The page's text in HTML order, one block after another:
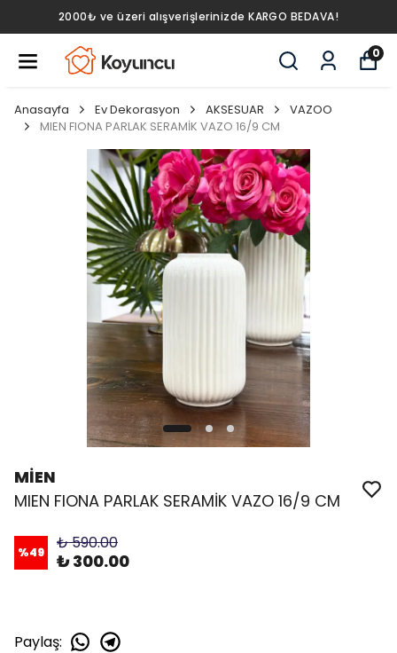
2000₺ ve üzeri alışverişlerinizde KARGO BEDAVA!
0
Anasayfa Ev Dekorasyon AKSESUAR
VAZOO
MIEN FIONA PARLAK SERAMİK VAZO 16/9 CM
MİEN
MIEN FIONA PARLAK SERAMİK VAZO 16/9 CM
%49 ₺ 590.00
₺ 300.00
Paylaş: